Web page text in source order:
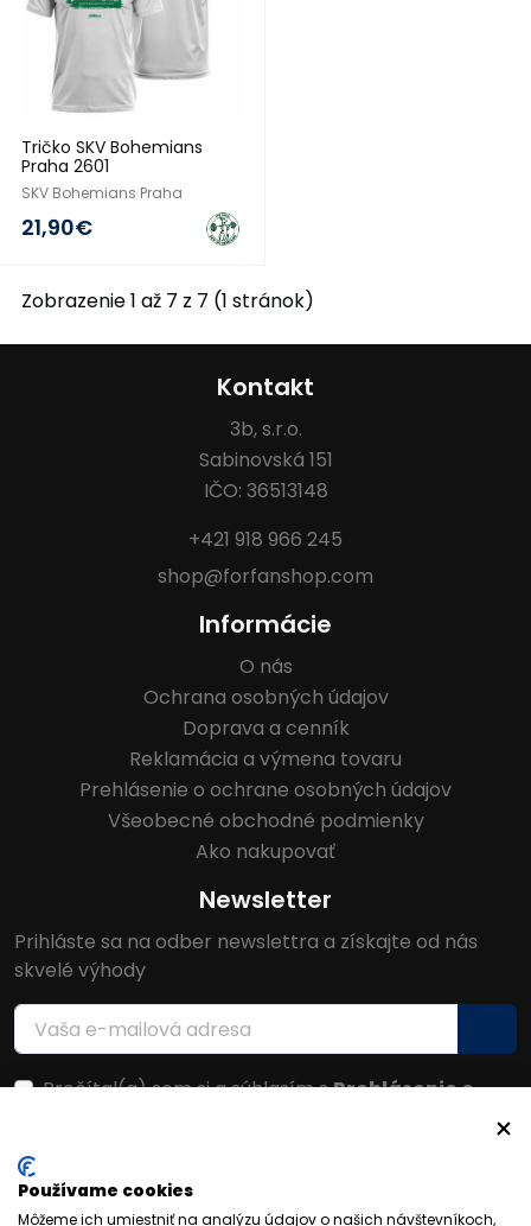
Tričko SKV Bohemians
Praha 2601
SKV Bohemians Praha
21,90€
Zobrazenie 1 až 7 z 7 (1 stránok)
Kontakt
3b, s.r.o.
Sabinovská 151
IČO: 36513148
+421 918 966 245
shop@forfanshop.com
Informácie
O nás
Ochrana osobných údajov
Doprava a cenník
Reklamácia a výmena tovaru
Prehlásenie o ochrane osobných údajov
Všeobecné obchodné podmienky
Ako nakupovať
Newsletter
Prihláste sa na odber newslettra a získajte od nás
skvelé výhody
Prečítal(a) som si a súhlasím sPrehlásenie o
Používame cookies
Môžeme ich umiestniť na analýzu údajov o našich návštevníkoch,